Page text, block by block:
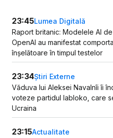
23:45Lumea Digitală
Raport britanic: Modelele AI
OpenAI au manifestat
înșelătoare în timpul testelor
23:34Știri Externe
Văduva lui Aleksei Navalnîi îi
voteze partidul Iabloko, care
Ucraina
23:15Actualitate